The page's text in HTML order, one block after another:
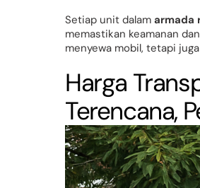
Setiap unit dalam armada
memastikan keamanan
menyewa mobil, tetapi
Harga
Terencana,